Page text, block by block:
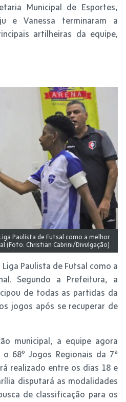
Municipal de Esportes,
e Vanessa terminaram a
artilheiras da equipe,
Paulista de Futsal como a melhor
(Foto: Christian Cabrini/Divulgação)
Paulista de Futsal como a
Segundo a Prefeitura, a
de todas as partidas da
jogos após se recuperar de
municipal, a equipe agora
68º Jogos Regionais da 7ª
realizado entre os dias 18 e
disputará as modalidades
de classificação para os